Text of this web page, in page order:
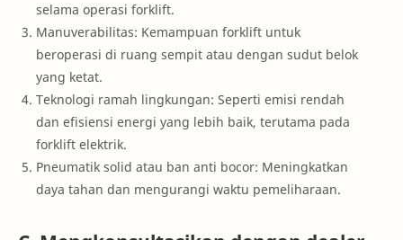
selama operasi forklift.
Manuverabilitas: Kemampuan forklift untuk
beroperasi di ruang sempit atau dengan sudut belok
yang ketat.
Teknologi ramah lingkungan: Seperti emisi rendah
dan efisiensi energi yang lebih baik, terutama pada
forklift elektrik.
Pneumatik solid atau ban anti bocor: Meningkatkan
daya tahan dan mengurangi waktu pemeliharaan.